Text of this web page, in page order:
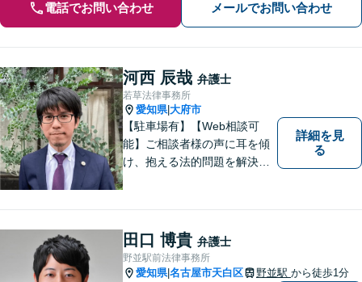
電話でお問い合わせ メールでお問い合わせ
河西 辰哉 弁護士
若草法律事務所
愛知県|大府市
【駐車場有】【Web相談可
能】ご相談者様の声に耳を傾
け、抱える法的問題を解決す
て、明るい未来へと進みまし
ょう。 地域のみなさまからの
ご相談、お待ちしておりま
す。
詳細を見
る
田口 博貴 弁護士
野並駅前法律事務所
愛知県|名古屋市天白区 野並駅 から徒歩1分